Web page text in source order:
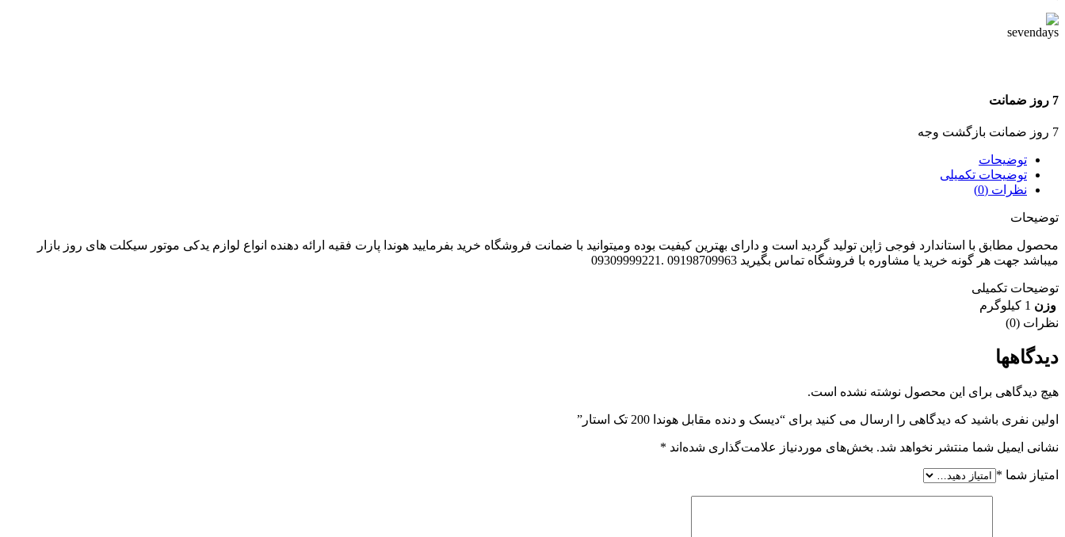
7 روز ضمانت
7 روز ضمانت بازگشت وجه
توضیحات
توضیحات تکمیلی
نظرات (0)
توضیحات
محصول مطابق با استاندارد فوجی ژاپن تولید گردید است و دارای بهترین کیفیت بوده ومیتوانید با ضمانت فروشگاه خرید بفرمایید هوندا پارت فقیه ارائه دهنده انواع لوازم یدکی موتور سیکلت های روز بازار
میباشد جهت هر گونه خرید یا مشاوره با فروشگاه تماس بگیرید 09198709963 .09309999221
توضیحات تکمیلی
وزن 1 کیلوگرم
نظرات (0)
دیدگاهها
هیچ دیدگاهی برای این محصول نوشته نشده است.
اولین نفری باشید که دیدگاهی را ارسال می کنید برای “دیسک و دنده مقابل هوندا 200 تک استار”
نشانی ایمیل شما منتشر نخواهد شد. بخش‌های موردنیاز علامت‌گذاری شده‌اند *
امتیاز شما *